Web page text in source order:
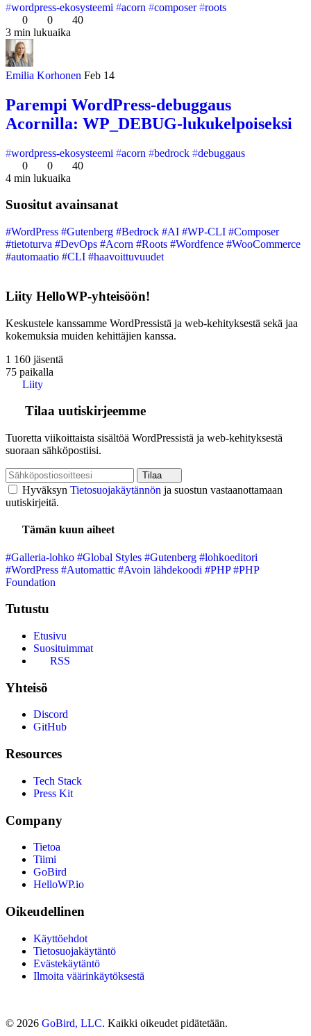
wordpress-ekosysteemi acorn composer
roots
0
0
40
3 min lukuaika
Emilia Korhonen Feb 14
Parempi WordPress-debuggaus
Acornilla: WP_DEBUG-lukukelpoiseksi
wordpress-ekosysteemi acorn bedrock
debuggaus
0
0
40
4 min lukuaika
Suositut avainsanat
#WordPress #Gutenberg #Bedrock #AI #WP-CLI #Composer
#tietoturva #DevOps #Acorn #Roots #Wordfence #WooCommerce
#automaatio #CLI #haavoittuvuudet
Liity HelloWP-yhteisöön!
Keskustele kanssamme WordPressistä ja web-kehityksestä sekä jaa
kokemuksia muiden kehittäjien kanssa.
1 160 jäsentä
75 paikalla
Liity
Tilaa uutiskirjeemme
Tuoretta viikoittaista sisältöä WordPressistä ja web-kehityksestä
suoraan sähköpostiisi.
Tilaa
Hyväksyn Tietosuojakäytännön ja suostun vastaanottamaan
uutiskirjeitä.
Tämän kuun aiheet
#Galleria-lohko #Global Styles #Gutenberg #lohkoeditori
#WordPress #Automattic #Avoin lähdekoodi #PHP #PHP
Foundation
Tutustu
Etusivu
Suosituimmat
RSS
Yhteisö
Discord
GitHub
Resources
Tech Stack
Press Kit
Company
Tietoa
Tiimi
GoBird
HelloWP.io
Oikeudellinen
Käyttöehdot
Tietosuojakäytäntö
Evästekäytäntö
Ilmoita väärinkäytöksestä
© 2026 GoBird, LLC. Kaikki oikeudet pidätetään.